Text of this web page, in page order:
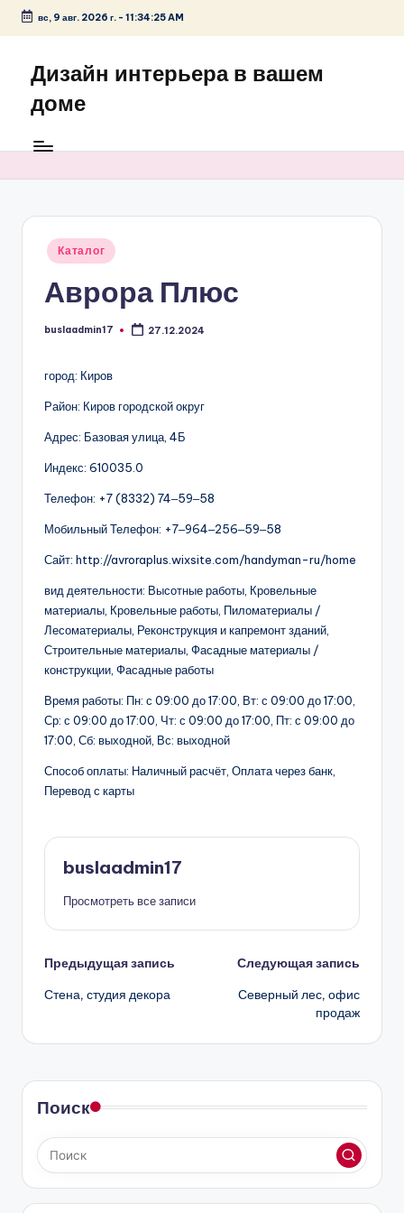
Перейти
содержимому
вс, 9 авг. 2026 г.- 11:34:25 AM
Дизайн интерьера в вашем
доме
Опубликовано
Каталог
Аврора Плюс
Запись
buslaadmin17 27.12.2024
город: Киров
Район: Киров городской округ
Адрес: Базовая улица, 4Б
Индекс: 610035.0
Телефон: +7 (8332) 74‒59‒58
Мобильный Телефон: +7‒964‒256‒59‒58
Сайт: http://avroraplus.wixsite.com/handyman-ru/home
вид деятельности: Высотные работы, Кровельные
материалы, Кровельные работы, Пиломатериалы /
Лесоматериалы, Реконструкция и капремонт зданий,
Строительные материалы, Фасадные материалы /
конструкции, Фасадные работы
Время работы: Пн: с 09:00 до 17:00, Вт: с 09:00 до 17:00,
Ср: с 09:00 до 17:00, Чт: с 09:00 до 17:00, Пт: с 09:00 до
17:00, Сб: выходной, Вс: выходной
Способ оплаты: Наличный расчёт, Оплата через банк,
Перевод с карты
buslaadmin17
Просмотреть все записи
Навигация
записи
Предыдущая запись
Стена, студия декора
Следующая запись
Северный лес, офис
продаж
Поиск